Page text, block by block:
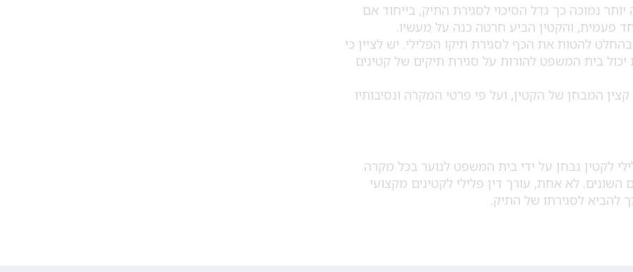
נמוכה כך גדל הסיכוי לסגירת התיק, בייחוד אם
פעמית, והקטין הביע חרטה כנה על מעשיו.
להטות את הכף לסגירת תיקו הפלילי. יש לציין כי
יכול בית המשפט להורות על סגירת תיקים של קטינים
המבחן של הקטין, ועל פי פרטי המקרה ונסיבותיו
לקטין נבחן על ידי בית המשפט לנוער בכל מקרה
לא אחת, עורך דין פלילי לקטינים מקצועי
להביא לסגירתו של התיק.